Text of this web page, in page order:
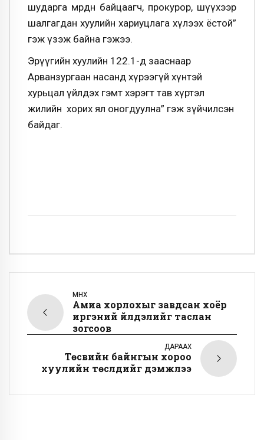
шударга мөрдөн байцаагч, прокурор, шүүхээр
шалгагдан хуулийн хариуцлага хүлээх ёстой”
гэж үзэж байна гэжээ.
Эрүүгийн хуулийн 122.1-д зааснаар
Арванзургаан насанд хүрээгүй хүнтэй
хурьцал үйлдэх гэмт хэрэгт тав хүртэл
жилийн хорих ял оногдуулна” гэж зүйчилсэн
байдаг.
ӨМНӨХ
Амиа хорлохыг завдсан хоёр
иргэний үйлдэлийг таслан
зогсоов
ДАРААХ
Төсвийн байнгын хороо
хуулийн төслүүдийг дэмжлээ